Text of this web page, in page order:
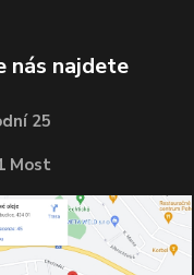
nás najdete
25
Most